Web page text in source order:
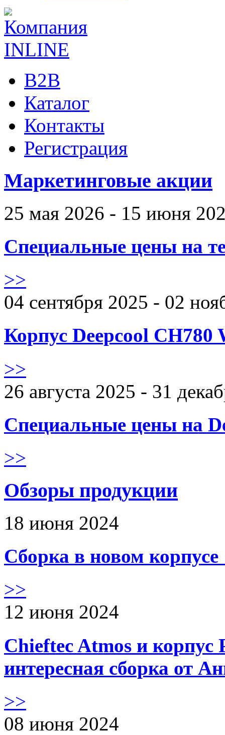
B2B
Каталог
Контакты
Регистрация
Маркетинговые акции
25 мая 2026 - 15 июня
Специальные цены на
>>
04 сентября 2025 - 02
Корпус Deepcool CH780
>>
26 августа 2025 - 31
Специальные цены на
>>
Обзоры продукции
18 июня 2024
Сборка в новом
>>
12 июня 2024
Chieftec Atmos и корпус
интересная сборка от
>>
08 июня 2024